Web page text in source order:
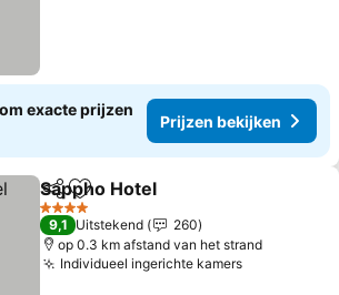
exacte prijzen
Prijzen bekijken
DelenToevoegen aan favorieten
Sappho Hotel
4 Sterren
9,1 Uitstekend
260
op 0.3 km afstand van het strand
Individueel ingerichte kamers